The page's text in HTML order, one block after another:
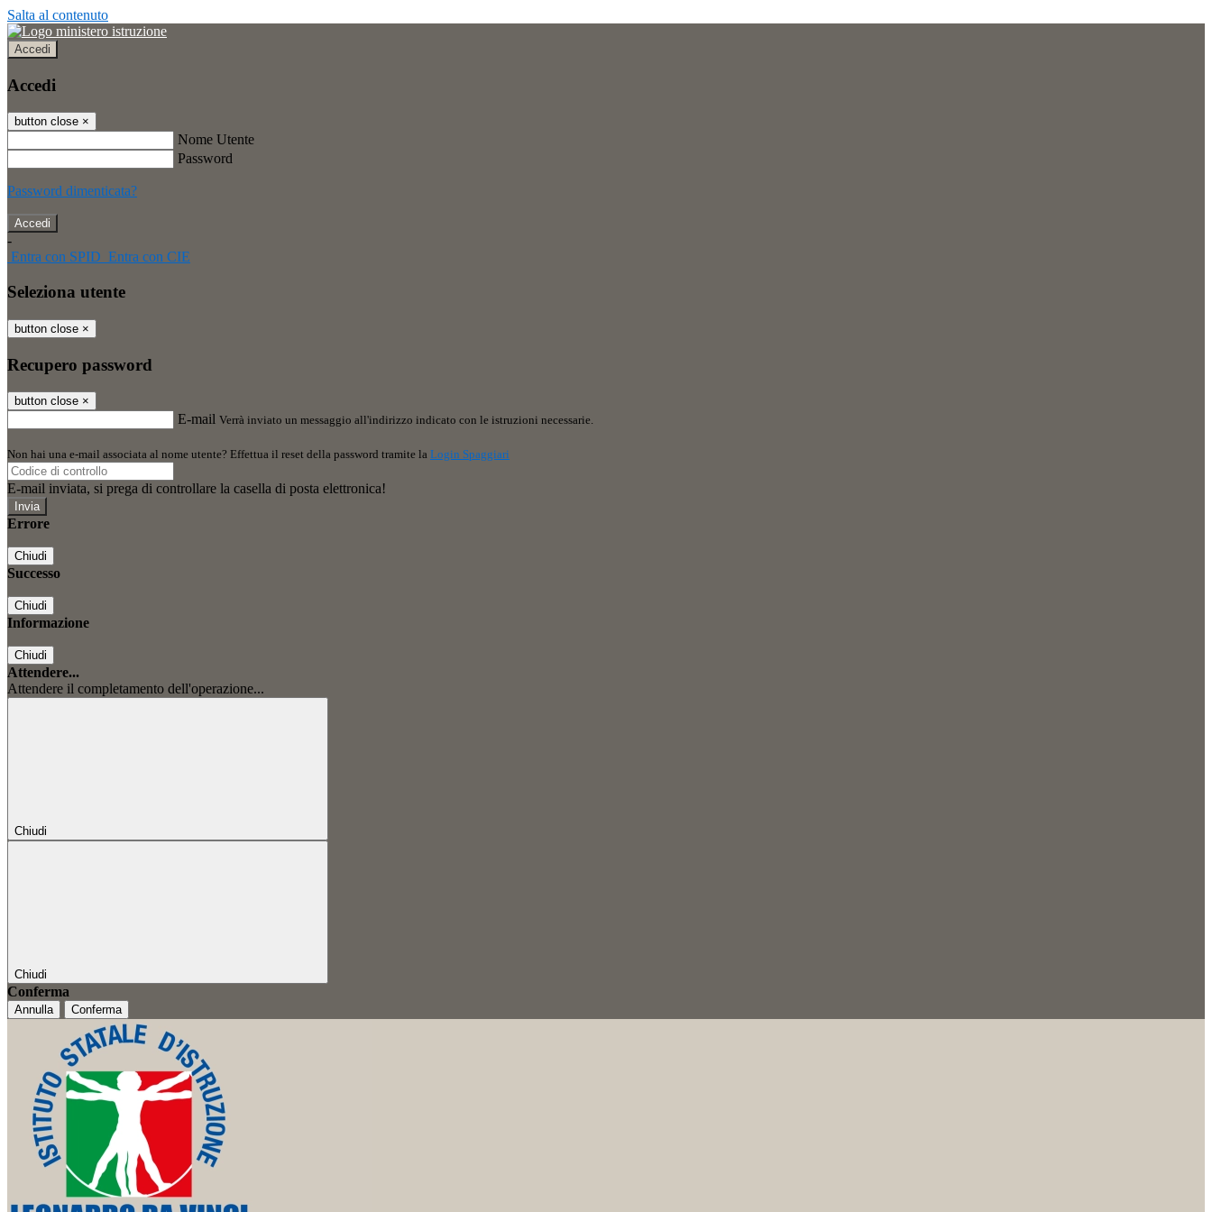
Salta al contenuto
Accedi
Accedi
button close ×
Nome Utente
Password
Password dimenticata?
-
Entra con SPID Entra con CIE
Seleziona utente
button close ×
Recupero password
button close ×
E-mail Verrà inviato un messaggio all'indirizzo indicato con le istruzioni necessarie.
Non hai una e-mail associata al nome utente? Effettua il reset della password tramite la Login Spaggiari
E-mail inviata, si prega di controllare la casella di posta elettronica!
Errore
Chiudi
Successo
Chiudi
Informazione
Chiudi
Attendere...
Attendere il completamento dell'operazione...
Chiudi
Chiudi
Conferma
Annulla Conferma